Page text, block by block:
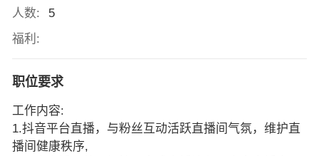
人数:
5
福利:
职位要求
工作内容:
1.抖音平台直播，与粉丝互动活跃直播间气氛，维护直
播间健康秩序,